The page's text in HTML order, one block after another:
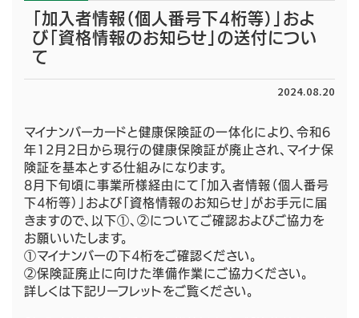
「加入者情報（個人番号下4桁等）」およ
び「資格情報のお知らせ」の送付につい
て
2024.08.20
マイナンバーカードと健康保険証の一体化により、令和6
年12月2日から現行の健康保険証が廃止され、マイナ保
険証を基本とする仕組みになります。
8月下旬頃に事業所様経由にて「加入者情報（個人番号
下4桁等）」および「資格情報のお知らせ」がお手元に届
きますので、以下①、②についてご確認およびご協力を
お願いいたします。
①マイナンバーの下4桁をご確認ください。
②保険証廃止に向けた準備作業にご協力ください。
詳しくは下記リーフレットをご覧ください。